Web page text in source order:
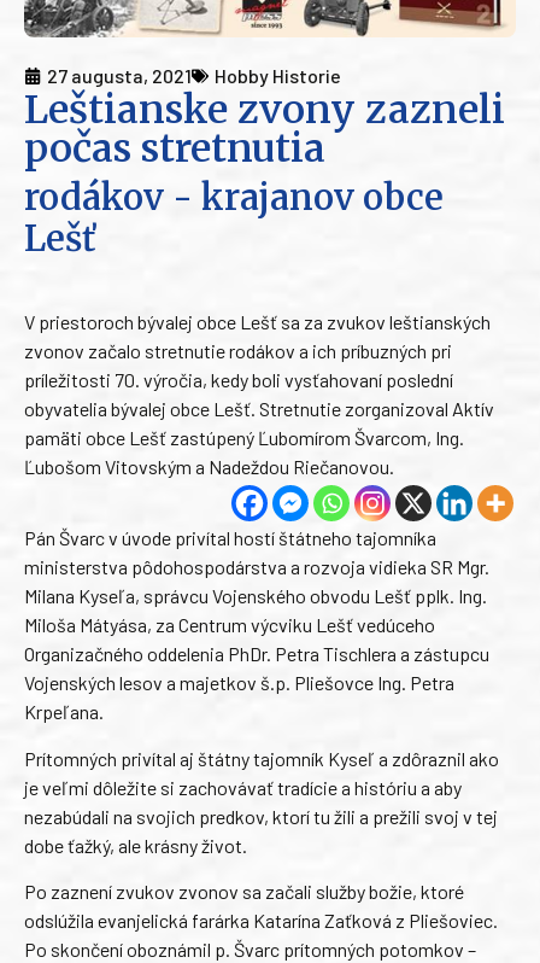
27 augusta, 2021 Hobby Historie
Leštianske zvony zazneli
počas stretnutia
rodákov - krajanov obce
Lešť
V priestoroch bývalej obce Lešť sa za zvukov leštianských
zvonov začalo stretnutie rodákov a ich príbuzných pri
príležitosti 70. výročia, kedy boli vysťahovaní poslední
obyvatelia bývalej obce Lešť. Stretnutie zorganizoval Aktív
pamäti obce Lešť zastúpený Ľubomírom Švarcom, Ing.
Ľubošom Vitovským a Nadeždou Riečanovou.
Pán Švarc v úvode privítal hostí štátneho tajomníka
ministerstva pôdohospodárstva a rozvoja vidieka SR Mgr.
Milana Kyseľa, správcu Vojenského obvodu Lešť pplk. Ing.
Miloša Mátyása, za Centrum výcviku Lešť vedúceho
Organizačného oddelenia PhDr. Petra Tischlera a zástupcu
Vojenských lesov a majetkov š.p. Pliešovce Ing. Petra
Krpeľana.
Prítomných privítal aj štátny tajomník Kyseľ a zdôraznil ako
je veľmi dôležite si zachovávať tradície a históriu a aby
nezabúdali na svojich predkov, ktorí tu žili a prežili svoj v tej
dobe ťažký, ale krásny život.
Po zaznení zvukov zvonov sa začali služby božie, ktoré
odslúžila evanjelická farárka Katarína Zaťková z Pliešoviec.
Po skončení oboznámil p. Švarc prítomných potomkov –